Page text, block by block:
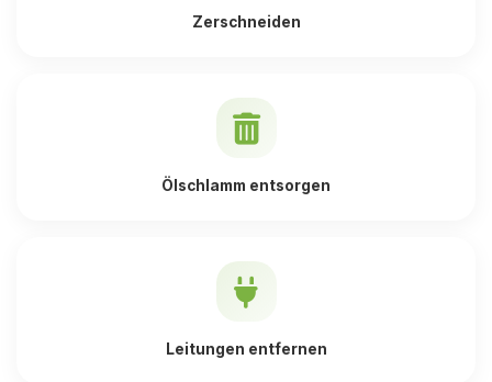
Zerschneiden
Ölschlamm entsorgen
Leitungen entfernen